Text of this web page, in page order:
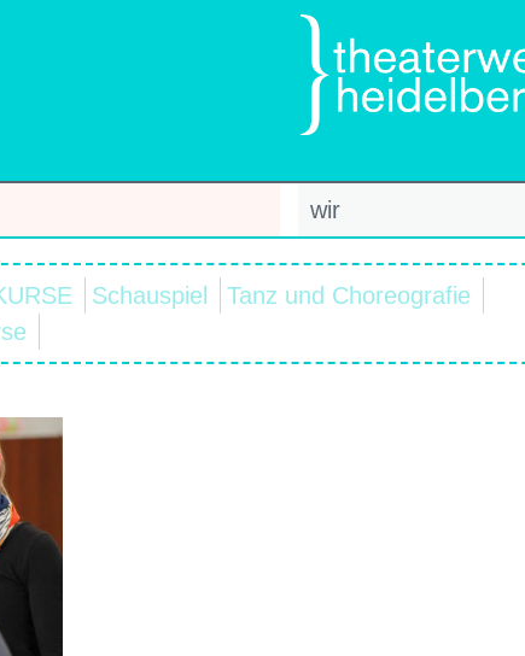
wir
Schauspiel
Tanz und Choreografie